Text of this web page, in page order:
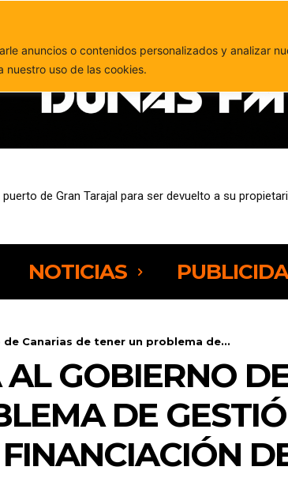
anuncios o contenidos personalizados y analizar
nuestro uso de las cookies.
por la presión sobre los espacios
NOTICIAS
de Canarias de tener un problema de...
GOBIERNO
DE